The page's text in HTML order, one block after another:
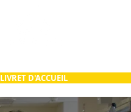
LIVRET D'ACCUEIL